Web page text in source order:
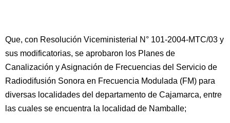
Que, con Resolución Viceministerial N° 101-2004-MTC/03 y
sus modificatorias, se aprobaron los Planes de
Canalización y Asignación de Frecuencias del Servicio de
Radiodifusión Sonora en Frecuencia Modulada (FM) para
diversas localidades del departamento de Cajamarca, entre
las cuales se encuentra la localidad de Namballe;